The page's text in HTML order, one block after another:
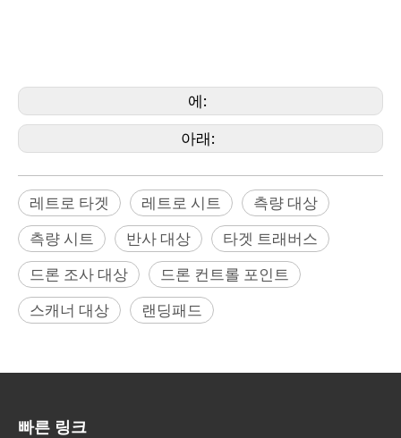
에:
아래:
레트로 타겟 레트로 시트
측량 대상
측량 시트
반사 대상
타겟 트래버스
드론 조사 대상
드론 컨트롤 포인트
스캐너 대상
랜딩패드
빠른 링크